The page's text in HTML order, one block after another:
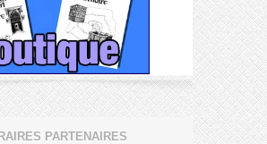
PARTENAIRES